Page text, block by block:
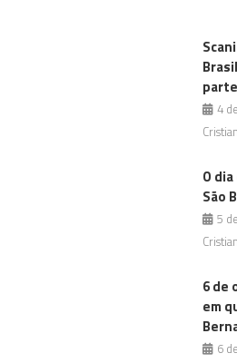
4
O
São
5
6 de
em
6